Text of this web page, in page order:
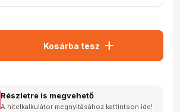
Kosárba tesz add
Részletre is megvehető
A hitelkalkulátor megnyitásához kattintson ide!